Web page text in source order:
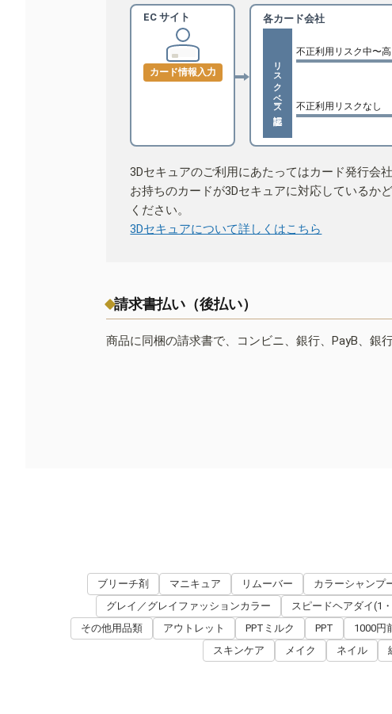
EC サイト
カード情報入力
各カード会社
リスクベース認証
不正利用リスク中〜高
不正利用リスクなし
3Dセキュアのご利用にあたってはカード発行会
お持ちのカードが3Dセキュアに対応しているか
ください。
3Dセキュアについて詳しくはこちら
請求書払い（後払い）
商品に同梱の請求書で、コンビニ、銀行、PayB、銀
ブリーチ剤 マニキュア リムーバー カラーシャンプ
グレイ／グレイファッションカラー
スピードヘアダイ(1
その他用品類
アウトレット PPTミルク PPT 1000円
スキンケア
メイク ネイル